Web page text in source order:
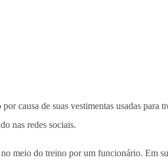
causa de suas vestimentas usadas
nas redes sociais.
meio do treino por um funcionário. Em